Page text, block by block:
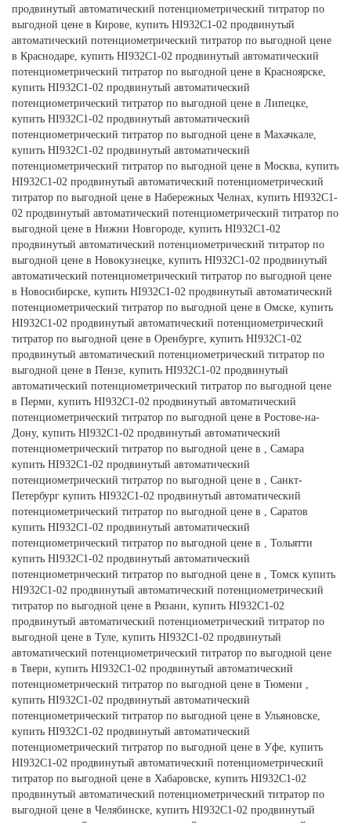
продвинутый автоматический потенциометрический титратор по
выгодной цене в Кирове, купить HI932C1-02 продвинутый
автоматический потенциометрический титратор по выгодной цене
в Краснодаре, купить HI932C1-02 продвинутый автоматический
потенциометрический титратор по выгодной цене в Красноярске,
купить HI932C1-02 продвинутый автоматический
потенциометрический титратор по выгодной цене в Липецке,
купить HI932C1-02 продвинутый автоматический
потенциометрический титратор по выгодной цене в Махачкале,
купить HI932C1-02 продвинутый автоматический
потенциометрический титратор по выгодной цене в Москва, купить
HI932C1-02 продвинутый автоматический потенциометрический
титратор по выгодной цене в Набережных Челнах, купить HI932C1-
02 продвинутый автоматический потенциометрический титратор по
выгодной цене в Нижни Новгороде, купить HI932C1-02
продвинутый автоматический потенциометрический титратор по
выгодной цене в Новокузнецке, купить HI932C1-02 продвинутый
автоматический потенциометрический титратор по выгодной цене
в Новосибирске, купить HI932C1-02 продвинутый автоматический
потенциометрический титратор по выгодной цене в Омске, купить
HI932C1-02 продвинутый автоматический потенциометрический
титратор по выгодной цене в Оренбурге, купить HI932C1-02
продвинутый автоматический потенциометрический титратор по
выгодной цене в Пензе, купить HI932C1-02 продвинутый
автоматический потенциометрический титратор по выгодной цене
в Перми, купить HI932C1-02 продвинутый автоматический
потенциометрический титратор по выгодной цене в Ростове-на-
Дону, купить HI932C1-02 продвинутый автоматический
потенциометрический титратор по выгодной цене в , Самара
купить HI932C1-02 продвинутый автоматический
потенциометрический титратор по выгодной цене в , Санкт-
Петербург купить HI932C1-02 продвинутый автоматический
потенциометрический титратор по выгодной цене в , Саратов
купить HI932C1-02 продвинутый автоматический
потенциометрический титратор по выгодной цене в , Тольятти
купить HI932C1-02 продвинутый автоматический
потенциометрический титратор по выгодной цене в , Томск купить
HI932C1-02 продвинутый автоматический потенциометрический
титратор по выгодной цене в Рязани, купить HI932C1-02
продвинутый автоматический потенциометрический титратор по
выгодной цене в Туле, купить HI932C1-02 продвинутый
автоматический потенциометрический титратор по выгодной цене
в Твери, купить HI932C1-02 продвинутый автоматический
потенциометрический титратор по выгодной цене в Тюмени ,
купить HI932C1-02 продвинутый автоматический
потенциометрический титратор по выгодной цене в Ульяновске,
купить HI932C1-02 продвинутый автоматический
потенциометрический титратор по выгодной цене в Уфе, купить
HI932C1-02 продвинутый автоматический потенциометрический
титратор по выгодной цене в Хабаровске, купить HI932C1-02
продвинутый автоматический потенциометрический титратор по
выгодной цене в Челябинске, купить HI932C1-02 продвинутый